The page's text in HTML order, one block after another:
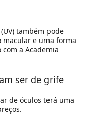
também pode
macular e uma forma
a Academia
ser de grife
de óculos terá uma